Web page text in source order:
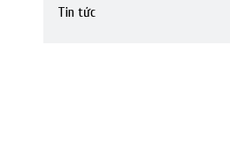
Tin tức